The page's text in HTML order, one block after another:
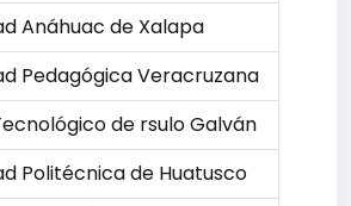
Anáhuac de Xalapa
Pedagógica Veracruzana
de rsulo Galván
Politécnica de Huatusco